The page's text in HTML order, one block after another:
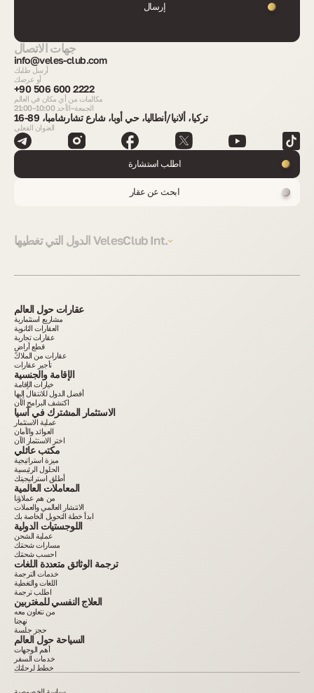
إرسال
جهات الاتصال
info@veles-club.com
أرسل طلبك
أو عرضك
+90 506 600 2222
مكالمات من أي مكان في العالم
الجمعة–الأحد 10:00–21:00
تركيا، ألانيا/أنطاليا، حي أوبا، شارع تشارشامبا، 89-16
العنوان الفعلي
اطلب استشارة
ابحث عن عقار
الدول التي تغطيها VelesClub Int.
عقارات حول العالم
مشاريع استثمارية
العقارات الثانوية
عقارات تجارية
قطع أراضٍ
عقارات من الملاك
تأجير عقارات
الإقامة والجنسية
خيارات الإقامة
أفضل الدول للانتقال إليها
اكتشف البرامج الآن
الاستثمار المشترك في آسيا
عملية الاستثمار
العوائد والأمان
اختر الاستثمار الآن
مكتب عائلي
ميزة استراتيجية
الحلول الرئيسية
أطلق استراتيجيتك
المعاملات العالمية
من هم عملاؤنا
الانتشار العالمي والعملات
ابدأ خطة التحويل الخاصة بك
اللوجستيات الدولية
عملية الشحن
مسارات شحنتك
احسب شحنتك
ترجمة الوثائق متعددة اللغات
خدمات الترجمة
اللغات والتغطية
اطلب ترجمة
العلاج النفسي للمغتربين
من نتعاون معه
نهجنا
حجز جلسة
السياحة حول العالم
أهم الوجهات
خدمات السفر
خطط لرحلتك